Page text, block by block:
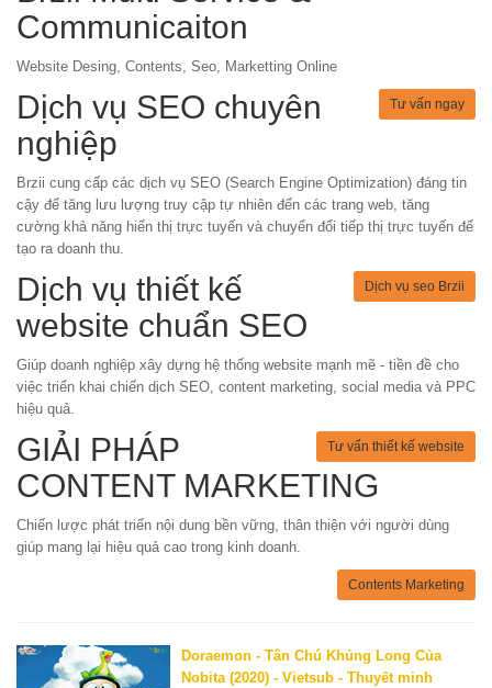
Communicaiton
Website Desing, Contents, Seo, Marketting Online
Tư vấn ngay
Dịch vụ SEO chuyên
nghiệp
Brzii cung cấp các dịch vụ SEO (Search Engine Optimization) đáng tin
cậy để tăng lưu lượng truy cập tự nhiên đến các trang web, tăng
cường khả năng hiển thị trực tuyến và chuyển đổi tiếp thị trực tuyến để
tạo ra doanh thu.
Dịch vụ seo Brzii
Dịch vụ thiết kế
website chuẩn SEO
Giúp doanh nghiệp xây dựng hệ thống website mạnh mẽ - tiền đề cho
việc triển khai chiến dịch SEO, content marketing, social media và PPC
hiệu quả.
Tư vấn thiết kế website
GIẢI PHÁP
CONTENT MARKETING
Chiến lược phát triển nội dung bền vững, thân thiện với người dùng
giúp mang lại hiệu quả cao trong kinh doanh.
Contents Marketing
Doraemon - Tân Chú Khủng Long Của
Nobita (2020) - Vietsub - Thuyết minh